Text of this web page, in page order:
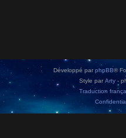
Développé par phpBB®
Style parArty -
Traduction